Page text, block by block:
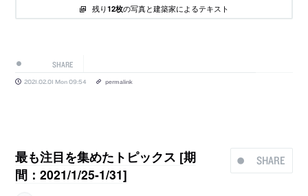
残り12枚の写真と建築家によるテキスト
SHARE
2021.02.01 Mon 09:54 permalink
SHARE
最も注目を集めたトピックス [期
間：2021/1/25-1/31]